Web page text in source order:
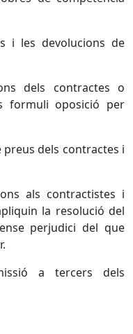
i les devolucions de
dels contractes o
formuli oposició per
dels contractes i
als contractistes i
la resolució del
perjudici del que
a tercers dels